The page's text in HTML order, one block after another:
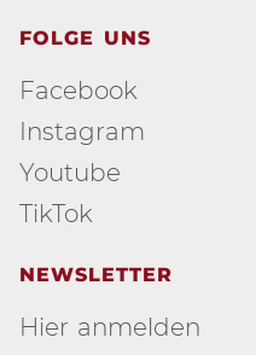
FOLGE UNS
Facebook
Instagram
Youtube
TikTok
NEWSLETTER
Hier anmelden